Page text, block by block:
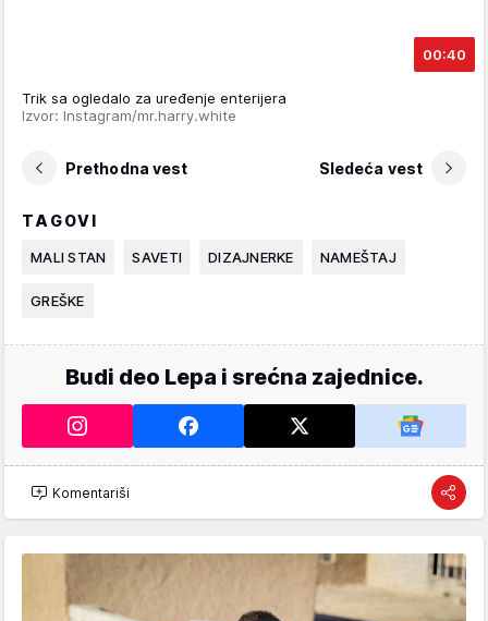
00:40
Trik sa ogledalo za uređenje enterijera
Izvor: Instagram/mr.harry.white
Prethodna vest Sledeća vest
TAGOVI
MALI STAN SAVETI DIZAJNERKE NAMEŠTAJ
GREŠKE
Budi deo Lepa i srećna zajednice.
Komentariši